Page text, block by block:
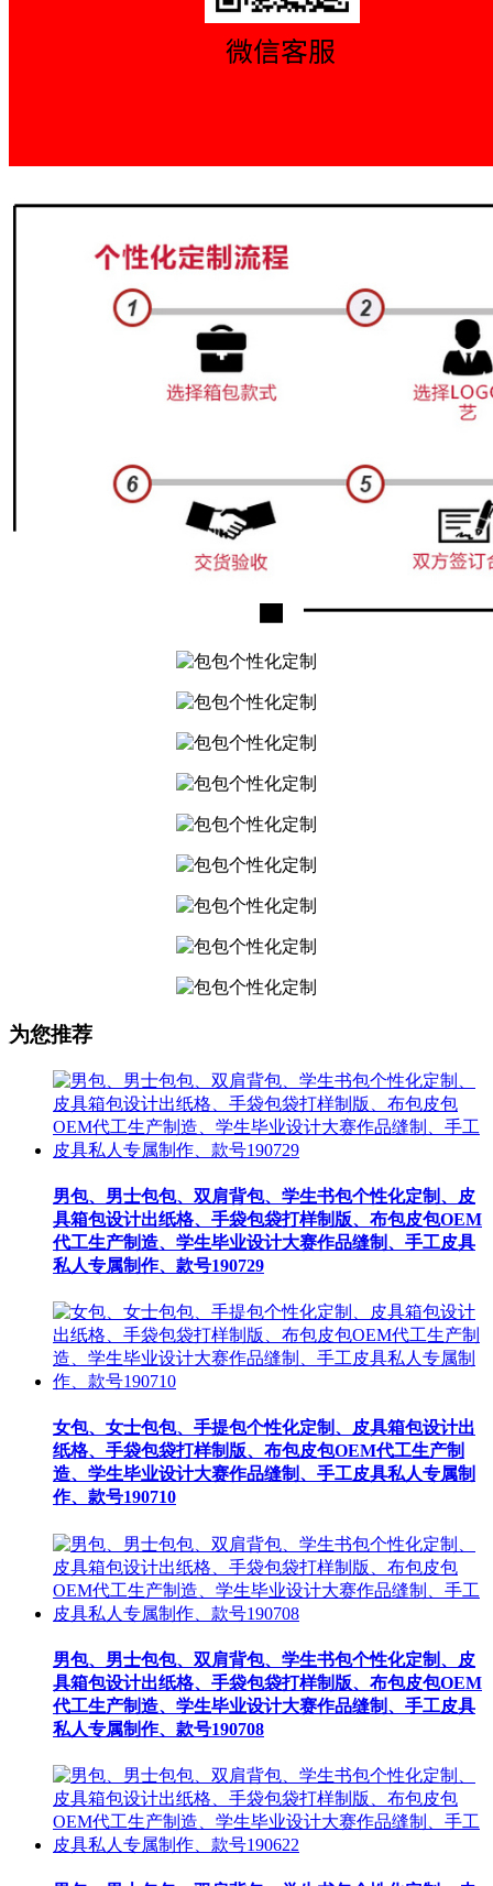
为您推荐
男包、男士包包、双肩背包、学生书包个性化定制、皮
具箱包设计出纸格、手袋包袋打样制版、布包皮包OEM
代工生产制造、学生毕业设计大赛作品缝制、手工皮具
私人专属制作、款号190729
女包、女士包包、手提包个性化定制、皮具箱包设计出
纸格、手袋包袋打样制版、布包皮包OEM代工生产制
造、学生毕业设计大赛作品缝制、手工皮具私人专属制
作、款号190710
男包、男士包包、双肩背包、学生书包个性化定制、皮
具箱包设计出纸格、手袋包袋打样制版、布包皮包OEM
代工生产制造、学生毕业设计大赛作品缝制、手工皮具
私人专属制作、款号190708